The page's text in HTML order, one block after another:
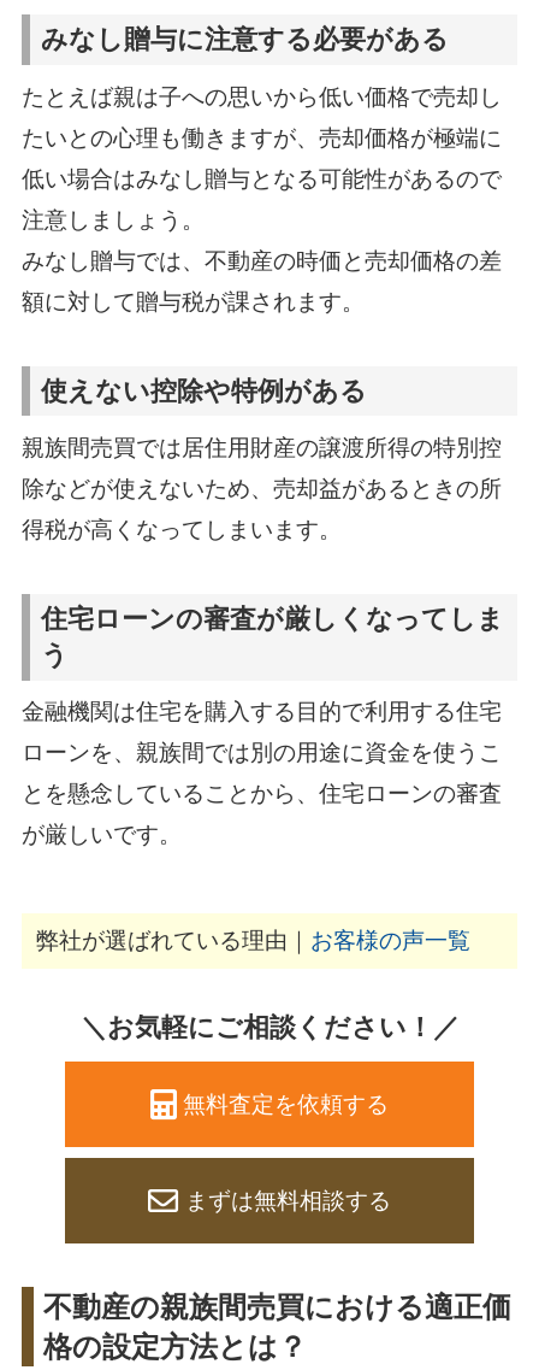
みなし贈与に注意する必要がある
たとえば親は子への思いから低い価格で売却し
たいとの心理も働きますが、売却価格が極端に
低い場合はみなし贈与となる可能性があるので
注意しましょう。
みなし贈与では、不動産の時価と売却価格の差
額に対して贈与税が課されます。
使えない控除や特例がある
親族間売買では居住用財産の譲渡所得の特別控
除などが使えないため、売却益があるときの所
得税が高くなってしまいます。
住宅ローンの審査が厳しくなってしま
う
金融機関は住宅を購入する目的で利用する住宅
ローンを、親族間では別の用途に資金を使うこ
とを懸念していることから、住宅ローンの審査
が厳しいです。
弊社が選ばれている理由｜ お客様の声一覧
＼お気軽にご相談ください！／
無料査定を依頼する
まずは無料相談する
不動産の親族間売買における適正価
格の設定方法とは？